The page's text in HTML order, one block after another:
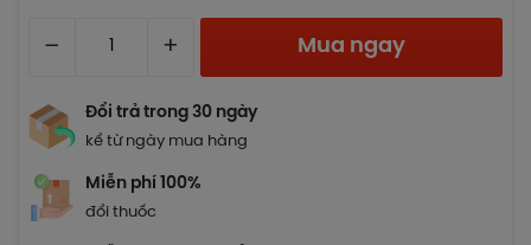
– + Mua ngay
Đổi trả trong 30 ngày
kể từ ngày mua hàng
Miễn phí 100%
đổi thuốc